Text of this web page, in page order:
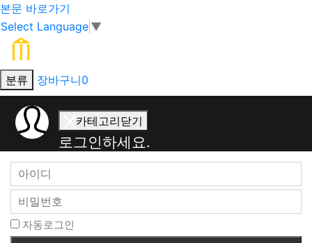
본문 바로가기
Select Language ▼
분류 장바구니0
회
원
로
그
인
카테고리닫기
로그인하세요.
자동로그인